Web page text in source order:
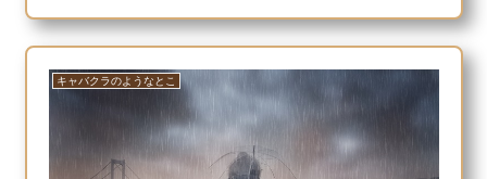
キャバクラのようなとこ